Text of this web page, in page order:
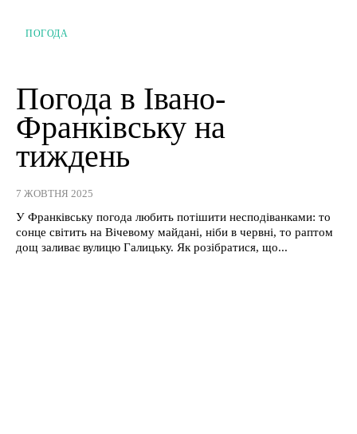
ПОГОДА
Погода в Івано-
Франківську на
тиждень
7 ЖОВТНЯ 2025
У Франківську погода любить потішити несподіванками: то
сонце світить на Вічевому майдані, ніби в червні, то раптом
дощ заливає вулицю Галицьку. Як розібратися, що...